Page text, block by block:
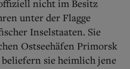
nicht im Besitz
unter der Flagge
Inselstaaten. Sie
Ostseehäfen Primorsk
sie heimlich jene